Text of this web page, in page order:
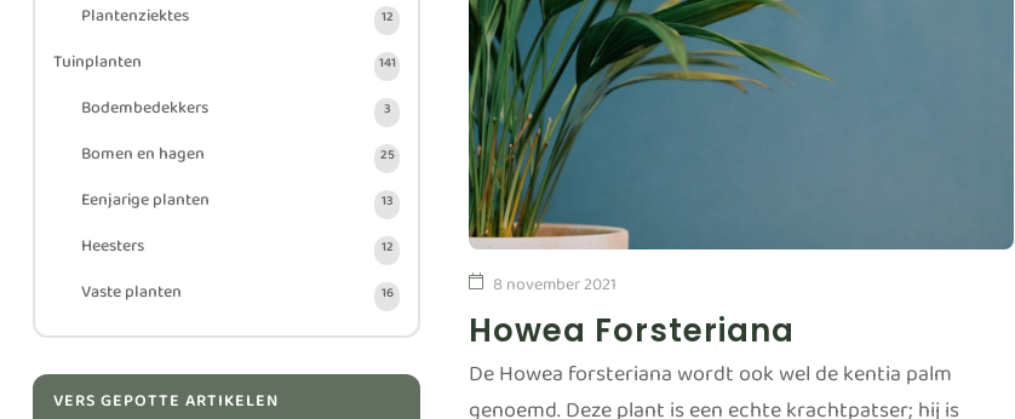
8 november 2021
Howea Forsteriana
De Howea forsteriana wordt ook wel de kentia palm
Plantenziektes 12
Tuinplanten 141
Bodembedekkers 3
Bomen en hagen 25
Eenjarige planten 13
Heesters 12
Vaste planten 16
VERS GEPOTTE ARTIKELEN